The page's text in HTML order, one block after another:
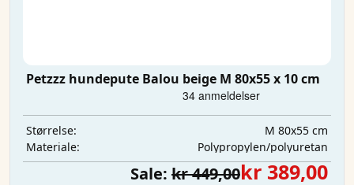
Petzzz hundepute Balou beige M 80x55 x 10 cm
Størrelse:
M 80x55 cm
Materiale:
Polypropylen/polyuretan
Sale: kr 449,00kr 389,00